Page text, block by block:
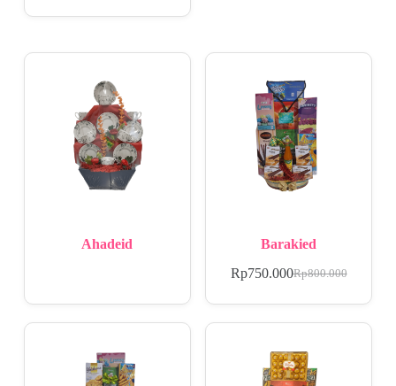
Ahadeid Barakied
Rp800.000
Rp750.000